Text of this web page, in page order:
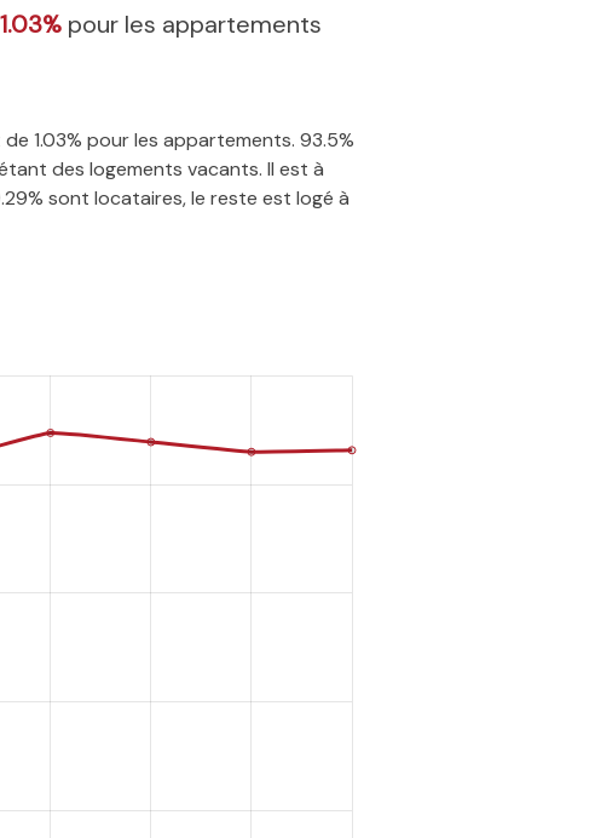
1.03% pour les appartements
1.03% pour les appartements. 93.5%
des logements vacants. Il est à
sont locataires, le reste est logé à